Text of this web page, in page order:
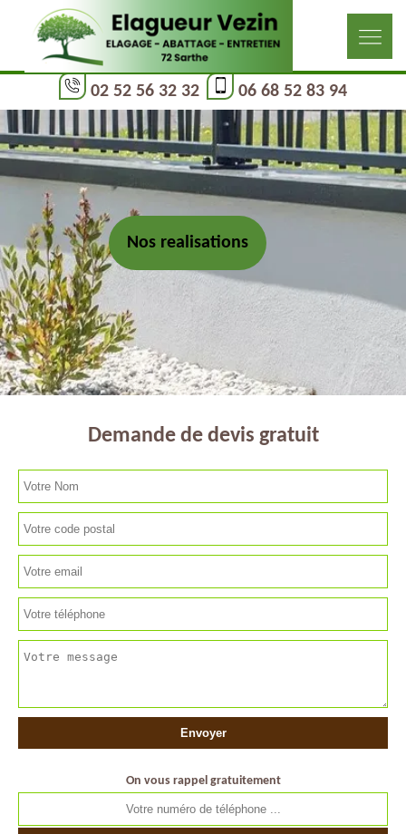
02 52 56 32 32 06 68 52 83 94
Nos realisations
Demande de devis gratuit
On vous rappel gratuitement